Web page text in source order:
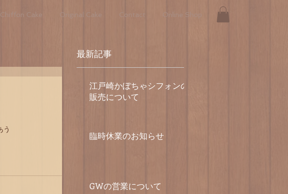
Chiffon Cake Original Cake Contact Online Shop
最新記事
う
江戸崎かぼちゃシフォンの
販売について
臨時休業のお知らせ
GWの営業について